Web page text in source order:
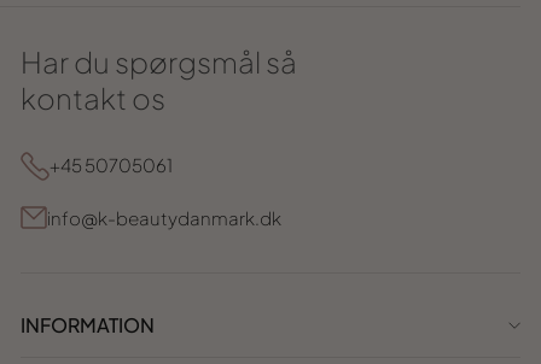
Har du spørgsmål så
kontakt os
+45 50705061
info@k-beautydanmark.dk
INFORMATION